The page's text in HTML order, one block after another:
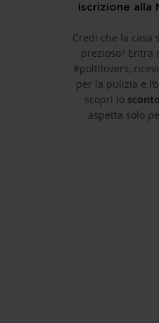
Iscrizione alla
Credi che la casa
prezioso?
#poltilovers,
per la pulizia e
scopri lo
aspetta solo